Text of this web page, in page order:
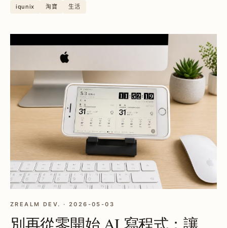
iqunix 淘寶 生活
ZREALM DEV. · 2026-05-03
別再從零開始 AI 寫程式：讓